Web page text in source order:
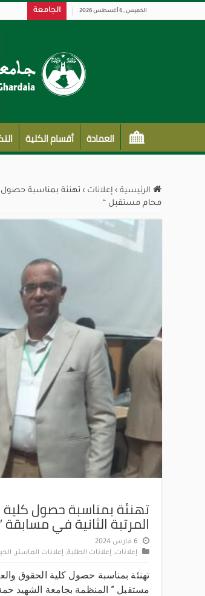
الخميس , 6 أغسطس 2026 الجامعة
العمادة أقسام الكلية
الرئيسية › إعلانات › تهنئة بمناسبة حصول
محام مستقبل “
تهنئة بمناسبة حصول كلية
المرتبة الثانية في
6 مارس 2024
إعلانات, إعلانات الطلبة, إعلانات الماستر,
تهنئة بمناسبة حصول كلية الحقوق
مستقبل ” المنظمة بجامعة الشهيد